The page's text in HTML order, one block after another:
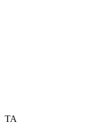
TA